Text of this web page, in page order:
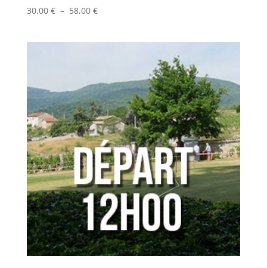
30,00 € – 58,00 €Plage
58,00 €